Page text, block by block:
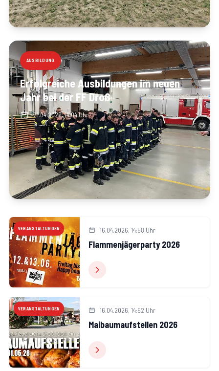
AUSBILDUNG
Erfolgreiche Ausbildungen im neuen
Jahr bei der FF Droß
21.04.2026, 14:04 Uhr
VERANSTALTUNGEN 16.04.2026, 14:58 Uhr
Flammenjägerparty 2026
VERANSTALTUNGEN 16.04.2026, 14:52 Uhr
Maibaumaufstellen 2026